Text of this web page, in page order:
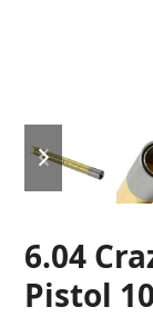
slide
slide
6.04
Pistol